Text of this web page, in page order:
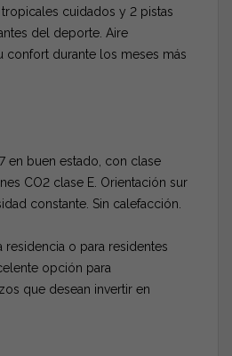
cuidados y 2 pistas
del deporte. Aire
confort durante los meses más
en buen estado, con clase
CO2 clase E. Orientación sur
constante. Sin calefacción.
residencia o para residentes
opción para
que desean invertir en